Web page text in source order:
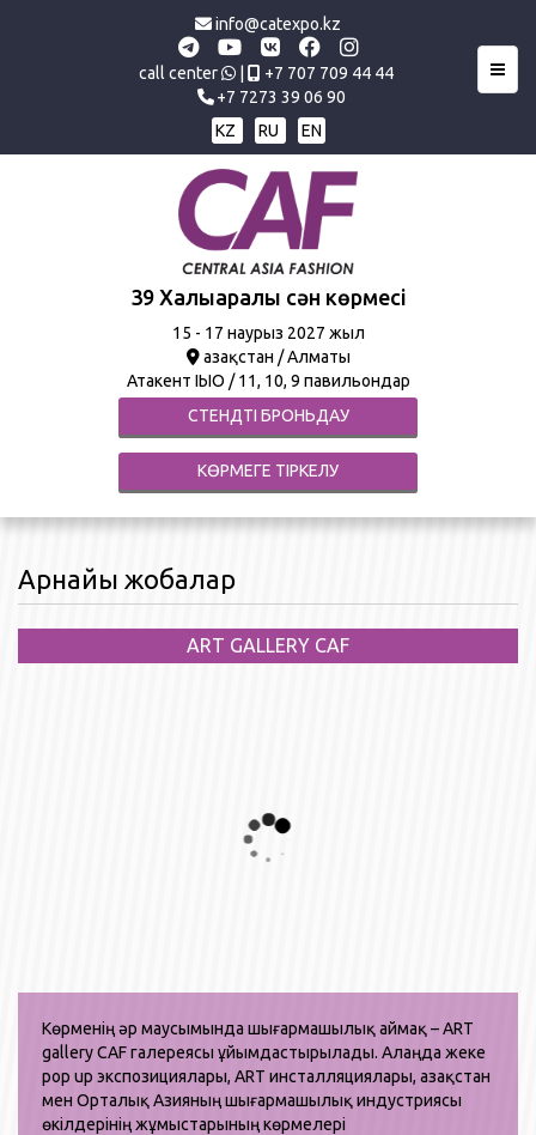
info@catexpo.kz
call center
+7 707 709 44 44
+7 7273 39 06 90
KZ
RU EN
39 Халықаралық сән көрмесі
15 - 17 наурыз 2027 жыл
Қазақстан / Алматы
Атакент ҚІЫО / 11, 10, 9 павильондар
СТЕНДТІ БРОНЬДАУ
КӨРМЕГЕ ТІРКЕЛУ
Aрнайы жобалар
ART GALLERY CAF
Көрменің әр маусымында шығармашылық аймақ – ART
gallery CAF галереясы ұйымдастырылады. Алаңда жеке
pop up экспозициялары, ART инсталляциялары, Қазақстан
мен Орталық Азияның шығармашылық индустриясы
өкілдерінің жұмыстарының көрмелері